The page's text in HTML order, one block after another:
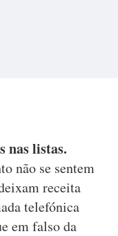
nas listas.
não se sentem
receita
telefónica
em falso da